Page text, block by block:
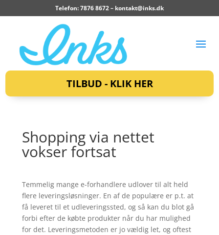
Telefon: 7876 8672 – kontakt@inks.dk
TILBUD - KLIK HER
Shopping via nettet
vokser fortsat
Temmelig mange e-forhandlere udlover til alt held
flere leveringsløsninger. En af de populære er p.t. at
få leveret til et udleveringssted, og så kan du blot gå
forbi efter de købte produkter når du har mulighed
for det. Leveringsmetoden er jo vældig let, og oftest